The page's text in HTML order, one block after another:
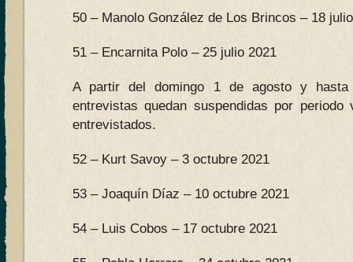
50 – Manolo González de Los Brincos – 18
51 – Encarnita Polo – 25 julio 2021
A partir del domingo 1 de agosto y
entrevistas quedan suspendidas por
entrevistados.
52 – Kurt Savoy – 3 octubre 2021
53 – Joaquín Díaz – 10 octubre 2021
54 – Luis Cobos – 17 octubre 2021